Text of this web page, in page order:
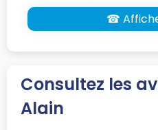
☎
Consultez les
Alain